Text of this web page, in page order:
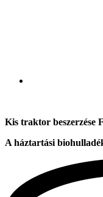
Kis traktor beszerzése
A háztartási